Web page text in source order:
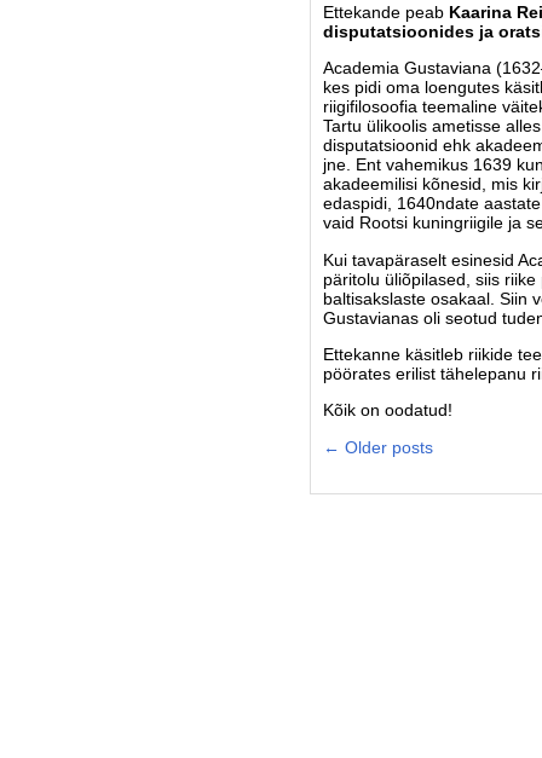
Ettekande peab Kaarina
disputatsioonides ja
Academia Gustaviana
kes pidi oma loengutes
riigifilosoofia teemaline
Tartu ülikoolis ametisse
disputatsioonid ehk
jne. Ent vahemikus 1639
akadeemilisi kõnesid, mis
edaspidi, 1640ndate
vaid Rootsi kuningriigile ja
Kui tavapäraselt esinesid
päritolu üliõpilased, siis
baltisakslaste osakaal. Siin
Gustavianas oli seotud
Ettekanne käsitleb riikide
pöörates erilist tähelepanu
Kõik on oodatud!
← Older posts